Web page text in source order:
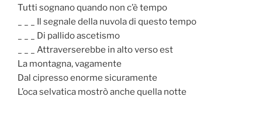
Tutti sognano quando non c’è tempo
_ _ _ Il segnale della nuvola di questo tempo
_ _ _ Di pallido ascetismo
_ _ _ Attraverserebbe in alto verso est
La montagna, vagamente
Dal cipresso enorme sicuramente
L’oca selvatica mostrò anche quella notte